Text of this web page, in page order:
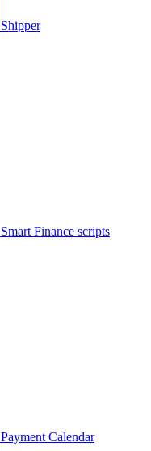
Shipper
Smart Finance scripts
Payment Calendar